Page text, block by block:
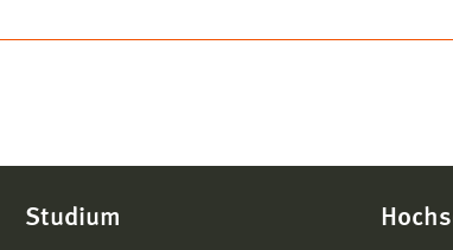
Studium